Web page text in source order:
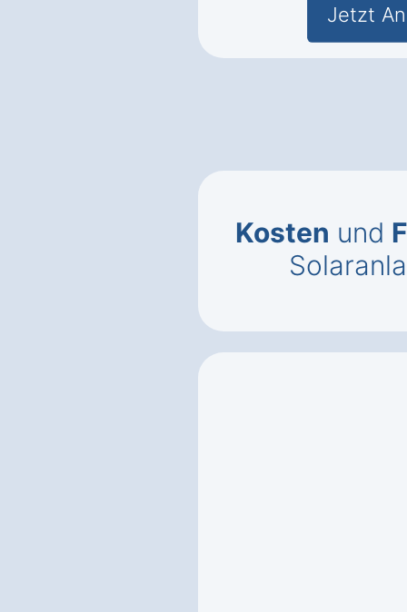
Jetzt
Kosten und